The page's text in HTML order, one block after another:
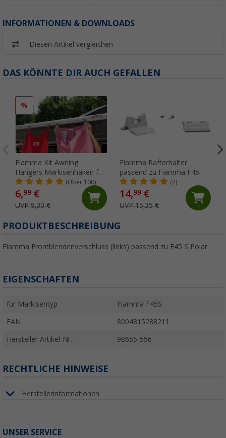
INFORMATIONEN & DOWNLOADS
Diesen Artikel vergleichen
DAS KÖNNTE DIR AUCH GEFALLEN
%
Fiamma Kit Awning
Hangers Markisenhaken für
die Kederschiene(Über 100)
6,99 €
UVP 9,30 €
Fiamma Rafterhalter
passend zu Fiamma F45
S/L / ZIP
(2)
14,99€
UVP 15,35 €
PRODUKTBESCHREIBUNG
Fiamma Frontblendenverschluss (links) passend zu F45 S Polar
EIGENSCHAFTEN
für Markisentyp Fiamma F45S
EAN 8004815288211
Hersteller Artikel-Nr. 98655-556
RECHTLICHE HINWEISE
Herstellerinformationen
UNSER SERVICE